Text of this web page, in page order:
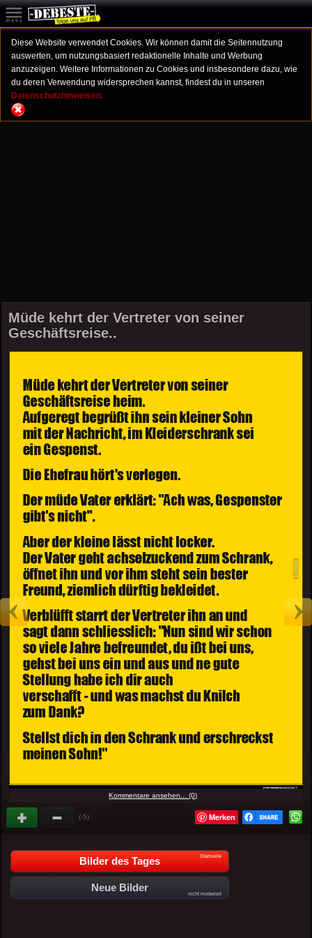
Diese Website verwendet Cookies. Wir können damit die Seitennutzung
auswerten, um nutzungsbasiert redaktionelle Inhalte und Werbung
anzuzeigen. Weitere Informationen zu Cookies und insbesondere dazu, wie
du deren Verwendung widersprechen kannst, findest du in unseren
Datenschutzhinweisen.
Müde kehrt der Vertreter von seiner
Geschäftsreise..
Kommentare ansehen... (0)
(-5) Merken
Bilder des Tages Startseite
Neue Bilder
nicht moderiert